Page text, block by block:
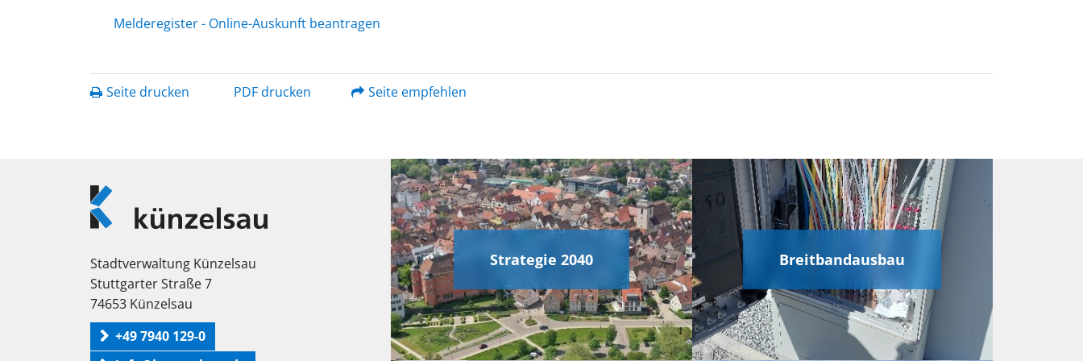
Melderegister - Online-Auskunft beantragen
Seite drucken PDF drucken Seite empfehlen
Logo
Künzelsau
Stadtverwaltung Künzelsau
Stuttgarter Straße 7
74653 Künzelsau
+49 7940 129-0
Strategie 2040 Breitbandausbau